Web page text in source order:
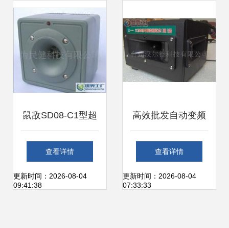
建议
鼠敌SD08-C1型超
声波驱虫器/驱鼠器
环保高效的驱鼠新
查看详情
更新时间：2026-08-04
09:41:38
高效批发自动变频
驱虫器、电子灭鼠
器与冷库驱鼠器
查看详情
更新时间：2026-08-04
07:33:33